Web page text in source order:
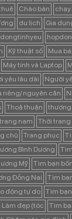
Chào bán chạy
du lịch Gia
Kỹ thuật số Mua
Máy tính và Laptop
yêu lâu dài Người
riêng/ nguyên căn
Thoả thuận thương
nam Thời trang
chủ
Trang phục
Bình Dương
Mỹ
Tìm bạn
Đồng Nai
Tìm
động tự do
Tìm
đẹp (tóc
Tìm